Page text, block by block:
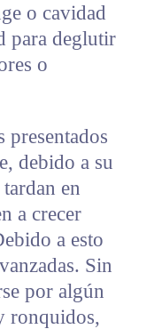
o cavidad
para deglutir
o
debido a su
en
a crecer
a esto
Sin
por algún
ronquidos,